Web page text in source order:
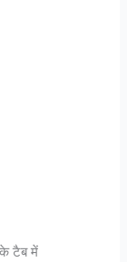
के टैब में